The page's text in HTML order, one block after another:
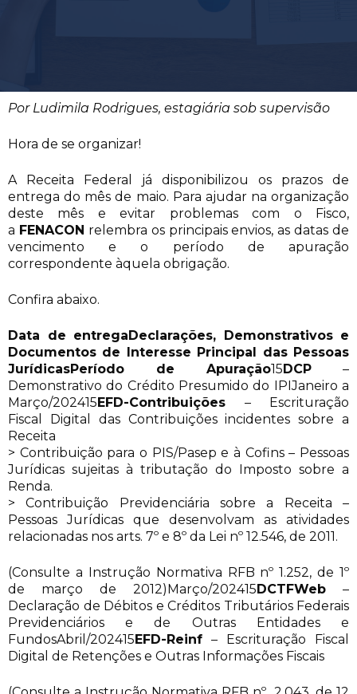
Por Ludimila Rodrigues, estagiária sob supervisão
Hora de se organizar!
A Receita Federal já disponibilizou os prazos de
entrega do mês de maio. Para ajudar na organização
deste mês e evitar problemas com o Fisco,
a FENACON relembra os principais envios, as datas de
vencimento e o período de apuração
correspondente àquela obrigação.
Confira abaixo.
Data de entrega Declarações, Demonstrativos e
Documentos de Interesse Principal das Pessoas
JurídicasPeríodo de Apuração15 DCP –
Demonstrativo do Crédito Presumido do IPIJaneiro a
Março/202415 EFD-Contribuições – Escrituração
Fiscal Digital das Contribuições incidentes sobre a
Receita
> Contribuição para o PIS/Pasep e à Cofins – Pessoas
Jurídicas sujeitas à tributação do Imposto sobre a
Renda.
> Contribuição Previdenciária sobre a Receita –
Pessoas Jurídicas que desenvolvam as atividades
relacionadas nos arts. 7º e 8º da Lei nº 12.546, de 2011.
(Consulte a Instrução Normativa RFB nº 1.252, de 1º
de março de 2012)Março/202415 DCTFWeb –
Declaração de Débitos e Créditos Tributários Federais
Previdenciários e de Outras Entidades e
FundosAbril/202415 EFD-Reinf – Escrituração Fiscal
Digital de Retenções e Outras Informações Fiscais